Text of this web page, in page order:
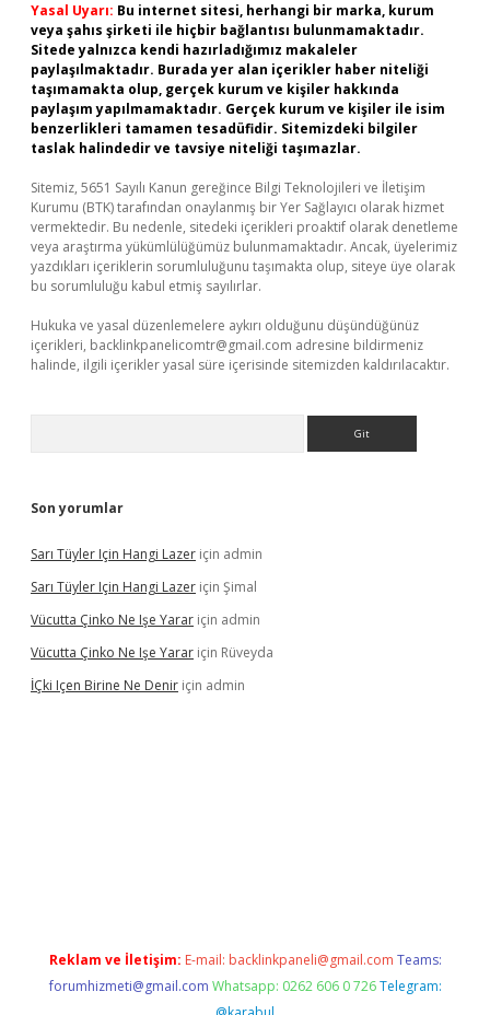
Yasal Uyarı: Bu internet sitesi, herhangi bir marka, kurum
veya şahıs şirketi ile hiçbir bağlantısı bulunmamaktadır.
Sitede yalnızca kendi hazırladığımız makaleler
paylaşılmaktadır. Burada yer alan içerikler haber niteliği
taşımamakta olup, gerçek kurum ve kişiler hakkında
paylaşım yapılmamaktadır. Gerçek kurum ve kişiler ile isim
benzerlikleri tamamen tesadüfidir. Sitemizdeki bilgiler
taslak halindedir ve tavsiye niteliği taşımazlar.
Sitemiz, 5651 Sayılı Kanun gereğince Bilgi Teknolojileri ve İletişim
Kurumu (BTK) tarafından onaylanmış bir Yer Sağlayıcı olarak hizmet
vermektedir. Bu nedenle, sitedeki içerikleri proaktif olarak denetleme
veya araştırma yükümlülüğümüz bulunmamaktadır. Ancak, üyelerimiz
yazdıkları içeriklerin sorumluluğunu taşımakta olup, siteye üye olarak
bu sorumluluğu kabul etmiş sayılırlar.
Hukuka ve yasal düzenlemelere aykırı olduğunu düşündüğünüz
içerikleri, backlinkpanelicomtr@gmail.com adresine bildirmeniz
halinde, ilgili içerikler yasal süre içerisinde sitemizden kaldırılacaktır.
Son yorumlar
Sarı Tüyler Için Hangi Lazer için admin
Sarı Tüyler Için Hangi Lazer için Şimal
Vücutta Çinko Ne Işe Yarar için admin
Vücutta Çinko Ne Işe Yarar için Rüveyda
İÇki Içen Birine Ne Denir için admin
Reklam ve İletişim: E-mail: backlinkpaneli@gmail.com Teams:
forumhizmeti@gmail.com Whatsapp: 0262 606 0 726 Telegram: